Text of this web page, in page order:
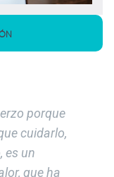
porque
cuidarlo,
es un
que ha